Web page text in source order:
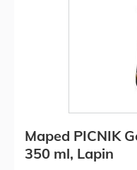
Maped PICNIK
350 ml, Lapin